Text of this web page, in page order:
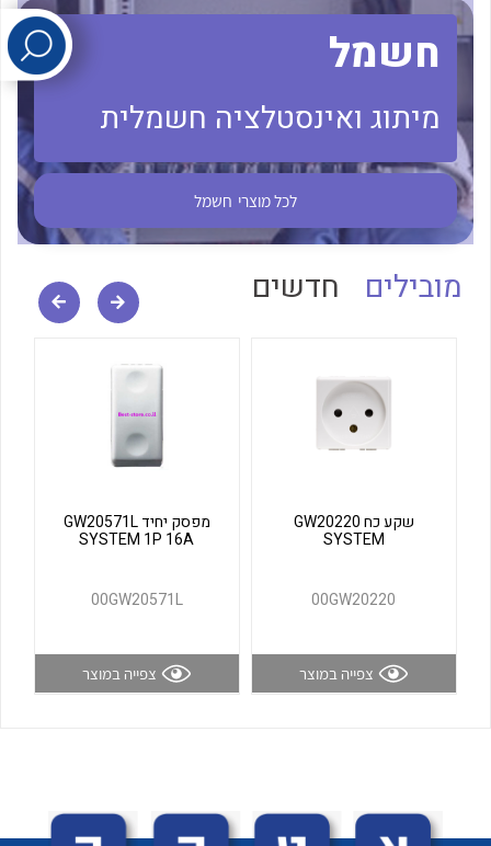
לכל מוצרי היצרן לכל מוצרי היצרן
חשמל
מיתוג ואינסטלציה חשמלית
לכל מוצרי חשמל
מובילים חדשים
שקע כח GW20220
SYSTEM
00GW20220
צפייה במוצר
מפסק יחיד GW20571L
SYSTEM 1P 16A
00GW20571L
צפייה במוצר